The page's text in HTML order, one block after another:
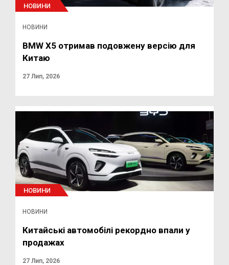
НОВИНИ
НОВИНИ
BMW X5 отримав подовжену версію для
Китаю
27 Лип, 2026
НОВИНИ
НОВИНИ
Китайські автомобілі рекордно впали у
продажах
27 Лип, 2026